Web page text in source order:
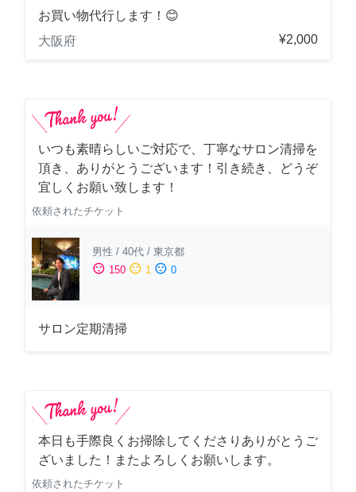
お買い物代行します！😊
大阪府
¥2,000
いつも素晴らしいご対応で、丁寧なサロン清掃を
頂き、ありがとうございます！引き続き、どうぞ
宜しくお願い致します！
依頼されたチケット
男性 / 40代 / 東京都
sentiment_satisfied 150 sentiment_neutral 1 sentiment_dissatisfied 0
サロン定期清掃
本日も手際良くお掃除してくださりありがとうご
ざいました！またよろしくお願いします。
依頼されたチケット